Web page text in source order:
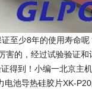
少8年的使用寿命呢
害的，经过试验验证
得到！小编一北京主
池导热硅胶片XK-